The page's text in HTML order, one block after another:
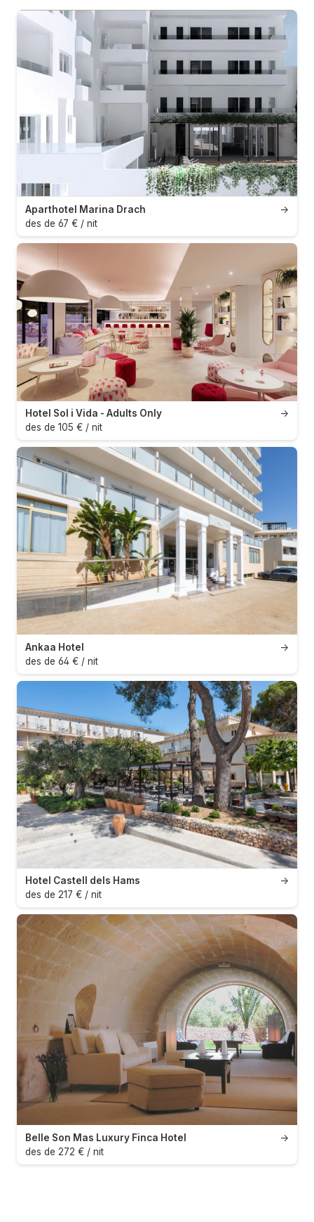
→
Aparthotel Marina Drach
des de 67 € / nit
→
Hotel Sol i Vida - Adults Only
des de 105 € / nit
→
Ankaa Hotel
des de 64 € / nit
→
Hotel Castell dels Hams
des de 217 € / nit
→
Belle Son Mas Luxury Finca Hotel
des de 272 € / nit